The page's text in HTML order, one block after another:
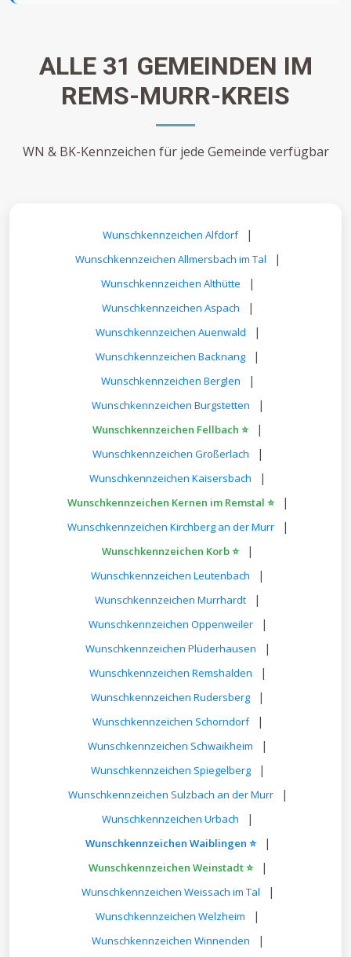
ALLE 31 GEMEINDEN IM
REMS-MURR-KREIS
WN & BK-Kennzeichen für jede Gemeinde verfügbar
Wunschkennzeichen Alfdorf |
Wunschkennzeichen Allmersbach im Tal |
Wunschkennzeichen Althütte |
Wunschkennzeichen Aspach |
Wunschkennzeichen Auenwald |
Wunschkennzeichen Backnang |
Wunschkennzeichen Berglen |
Wunschkennzeichen Burgstetten |
Wunschkennzeichen Fellbach ⭐ |
Wunschkennzeichen Großerlach |
Wunschkennzeichen Kaisersbach |
Wunschkennzeichen Kernen im Remstal ⭐ |
Wunschkennzeichen Kirchberg an der Murr |
Wunschkennzeichen Korb ⭐ |
Wunschkennzeichen Leutenbach |
Wunschkennzeichen Murrhardt |
Wunschkennzeichen Oppenweiler |
Wunschkennzeichen Plüderhausen |
Wunschkennzeichen Remshalden |
Wunschkennzeichen Rudersberg |
Wunschkennzeichen Schorndorf |
Wunschkennzeichen Schwaikheim |
Wunschkennzeichen Spiegelberg |
Wunschkennzeichen Sulzbach an der Murr |
Wunschkennzeichen Urbach |
Wunschkennzeichen Waiblingen ⭐ |
Wunschkennzeichen Weinstadt ⭐ |
Wunschkennzeichen Weissach im Tal |
Wunschkennzeichen Welzheim |
Wunschkennzeichen Winnenden |